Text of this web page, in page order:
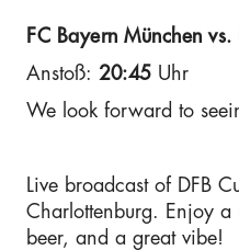
FC Bayern München
Anstoß: 20:45Uhr
We look forward to
Live broadcast of DFB
Charlottenburg. Enjoy a
beer, and a great vibe!